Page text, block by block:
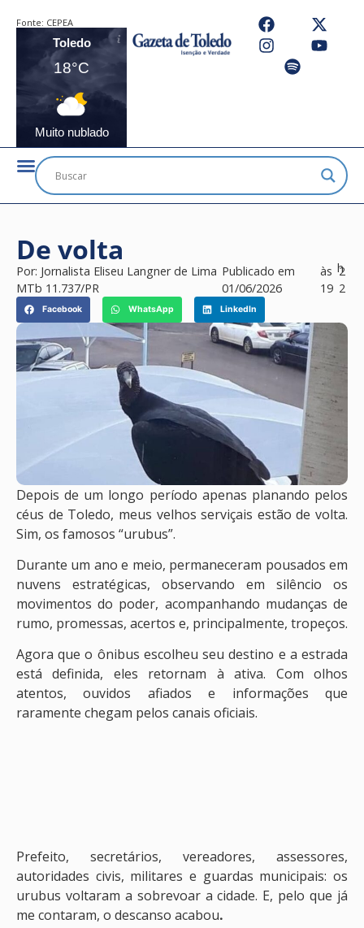
Fonte: CEPEA
Toledo
18°C
Muito nublado
De volta
Por: Jornalista Eliseu Langner de Lima
MTb 11.737/PR
Publicado em
01/06/2026
às
19
h
2
2
Facebook WhatsApp LinkedIn
Depois de um longo período apenas planando pelos
céus de Toledo, meus velhos serviçais estão de volta.
Sim, os famosos “urubus”.
Durante um ano e meio, permaneceram pousados em
nuvens estratégicas, observando em silêncio os
movimentos do poder, acompanhando mudanças de
rumo, promessas, acertos e, principalmente, tropeços.
Agora que o ônibus escolheu seu destino e a estrada
está definida, eles retornam à ativa. Com olhos
atentos, ouvidos afiados e informações que
raramente chegam pelos canais oficiais.
Prefeito, secretários, vereadores, assessores,
autoridades civis, militares e guardas municipais: os
urubus voltaram a sobrevoar a cidade. E, pelo que já
me contaram, o descanso acabou.